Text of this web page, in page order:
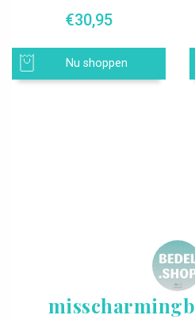
€30,95
Nu shoppen